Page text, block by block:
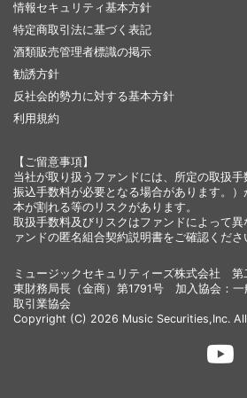
情報セキュリティ基本方針
特定商取引法に基づく表記
酒類販売管理者標識の掲示
勧誘方針
反社会的勢力に対する基本方針
利用規約
【ご留意事項】
当社が取り扱うファンドには、所定の取扱
振込手数料が必要となる場合があります。
本が割れる等のリスクがあります。
取扱手数料及びリスクはファンドによって
ァンドの匿名組合契約説明書をご確認くださ
ミュージックセキュリティーズ株式会社
東財務局長（金商）第1791号 加入協会：一
取引業協会
Copyright (C) 2026 Music Securities,Inc.